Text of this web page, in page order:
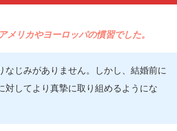
リカやヨーロッパの慣習でした。
なじみがありません。しかし、結婚前に
してより真摯に取り組めるようにな